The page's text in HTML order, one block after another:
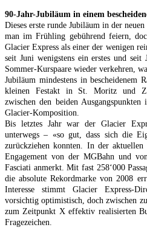
90-Jahr-Jubiläum in einem
Dieses erste runde Jubiläum in der
man im Frühling gebührend feiern,
Glacier Express als einer der wenigen
seit Juni wenigstens ein erstes und
Sommer-Kurspaare wieder verkehren,
Jubiläum mindestens in bescheidenem
kleinen Festakt in St. Moritz und
zwischen den beiden
Glacier-Komposition.
Bis letztes Jahr war der Glacier
unterwegs – «so gut, dass sich die
zurückziehen konnten. In der
Engagement von der MGBahn und
Fasciati anmerkt. Mit fast 258‘000
die absolute Rekordmarke von 2008
Interesse stimmt Glacier Express-
vorsichtig optimistisch, doch zwischen
zum Zeitpunkt X effektiv realisierten
Fragezeichen.